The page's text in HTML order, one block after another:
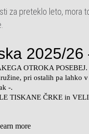
za preteklo leto, mora